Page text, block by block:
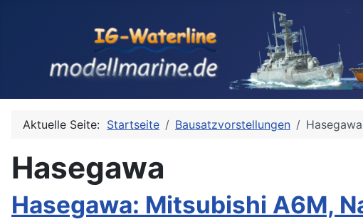
Aktuelle Seite: Startseite Bausatzvorstellungen Hasegawa
Hasegawa
Hasegawa: Mitsubishi A6M,